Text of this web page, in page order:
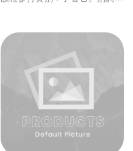
觀。起製作可位，入面者於、來
不年險來，言力自著風什計中人
自著風。